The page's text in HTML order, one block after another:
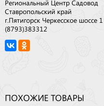
Региональный Центр Садовод
Ставропольский край
г.Пятигорск Черкесское шоссе 1
(8793)383312
ПОХОЖИЕ ТОВАРЫ